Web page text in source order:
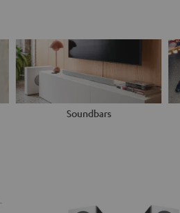
Soundbars